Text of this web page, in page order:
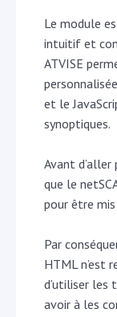
Le module
intuitif et
ATVISE
et le
synoptiques.
Avant
que le
pour être
Par
HTML n’est
d’utiliser les
avoir à les